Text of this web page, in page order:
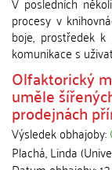
procesy v
boje, prostředek
komunikace s
Olfaktorický
uměle
prodejnách
Výsledek obhajoby:
Plachá, Linda(